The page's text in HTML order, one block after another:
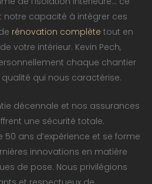
notre capacité à intégrer ces
rénovation complète tout en
votre intérieur. Kevin Pech,
chaque chantier
qui nous caractérise.
décennale et nos assurances
une sécurité totale.
50 ans d’expérience et se forme
innovations en matière
de pose. Nous privilégions